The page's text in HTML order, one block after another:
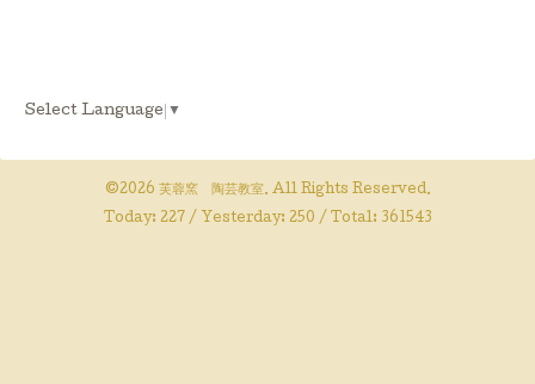
Select Language ▼
©2026 芙蓉窯 陶芸教室. All Rights Reserved.
Today: 227 / Yesterday: 250 / Total: 361543